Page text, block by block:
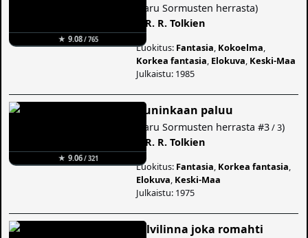
★ 9.08/ 765
Taru Sormusten herrasta)
J. R. R. Tolkien
Luokitus: Fantasia Kokoelma
Korkea fantasia Elokuva Keski-Maa
Julkaistu: 1985
★ 9.06/ 321
Kuninkaan paluu
Taru Sormusten herrasta #3/ 3)
J. R. R. Tolkien
Luokitus: Fantasia Korkea fantasia
Elokuva Keski-Maa
Julkaistu: 1975
Pilvilinna joka romahti